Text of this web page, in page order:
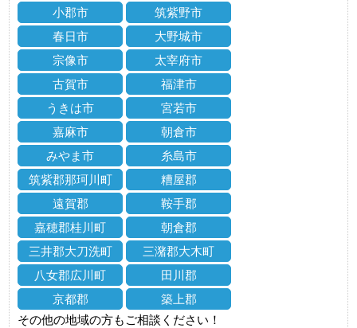
小郡市
筑紫野市
春日市
大野城市
宗像市
太宰府市
古賀市
福津市
うきは市
宮若市
嘉麻市
朝倉市
みやま市
糸島市
筑紫郡那珂川町
糟屋郡
遠賀郡
鞍手郡
嘉穂郡桂川町
朝倉郡
三井郡大刀洗町
三潴郡大木町
八女郡広川町
田川郡
京都郡
築上郡
その他の地域の方もご相談ください！